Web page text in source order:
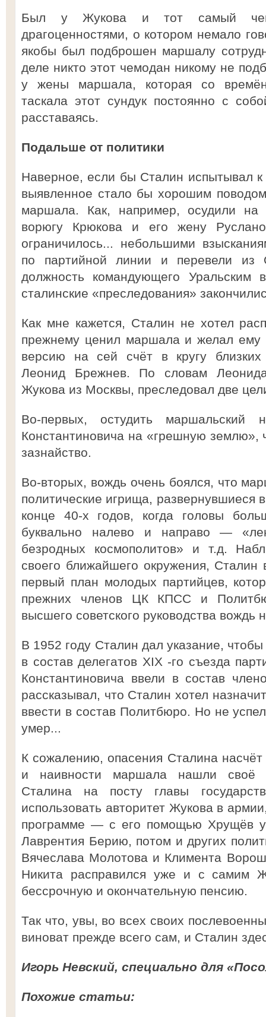
Был у Жукова и тот самый
драгоценностями, о котором немало
якобы был подброшен маршалу
деле никто этот чемодан никому не
у жены маршала, которая со
таскала этот сундук постоянно с
расставаясь.
Подальше от политики
Наверное, если бы Сталин испытывал к
выявленное стало бы хорошим
маршала. Как, например, осудили на
ворюгу Крюкова и его жену
ограничилось... небольшими
по партийной линии и перевели из
должность командующего Уральским
сталинские «преследования»
Как мне кажется, Сталин не хотел
прежнему ценил маршала и желал ему
версию на сей счёт в кругу
Леонид Брежнев. По словам
Жукова из Москвы, преследовал две
Во-первых, остудить маршальский
Константиновича на «грешную землю»,
зазнайство.
Во-вторых, вождь очень боялся, что
политические игрища, развернувшиеся
конце 40-х годов, когда головы
буквально налево и направо —
безродных космополитов» и т.д.
своего ближайшего окружения, Сталин
первый план молодых партийцев,
прежних членов ЦК КПСС и
высшего советского руководства
В 1952 году Сталин дал указание,
в состав делегатов XIX -го съезда
Константиновича ввели в состав
рассказывал, что Сталин хотел
ввести в состав Политбюро. Но не
умер...
К сожалению, опасения Сталина насчёт
и наивности маршала нашли своё
Сталина на посту главы
использовать авторитет Жукова в
программе — с его помощью Хрущёв
Лаврентия Берию, потом и других
Вячеслава Молотова и Климента
Никита расправился уже и с самим
бессрочную и окончательную пенсию.
Так что, увы, во всех своих
виноват прежде всего сам, и Сталин
Игорь Невский, специально для
Похожие статьи: